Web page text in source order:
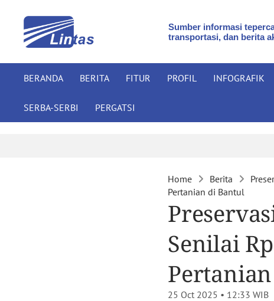
Sumber informasi
transportasi, dan berita
BERANDA BERITA FITUR PROFIL INFOGRAFIK
SERBA-SERBI PERGATSI
Home Berita
Pertanian di Bantul
Senilai
25 Oct 2025 • 12:33 WIB